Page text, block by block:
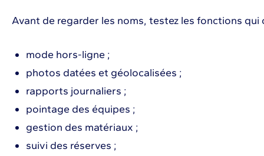
Avant de regarder les noms, testez les fonctions
mode hors-ligne ;
photos datées et géolocalisées ;
rapports journaliers ;
pointage des équipes ;
gestion des matériaux ;
suivi des réserves ;